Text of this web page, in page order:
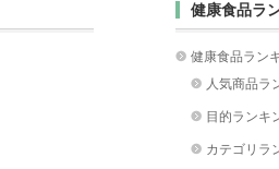
健康食品ラ
健康食品ラン
人気商品ラ
目的ランキ
カテゴリラ